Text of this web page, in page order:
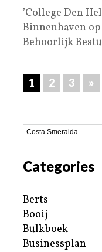
’College Den
Binnenhaven
Behoorlijk
1 2 3 »
Categories
Berts
Booij
Bulkboek
Businessplan